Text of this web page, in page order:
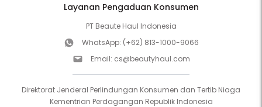
Layanan Pengaduan Konsumen
PT Beaute Haul Indonesia
WhatsApp: (+62) 813-1000-9066
Email: cs@beautyhaul.com
Direktorat Jenderal Perlindungan Konsumen dan Tertib Niaga
Kementrian Perdagangan Republik Indonesia